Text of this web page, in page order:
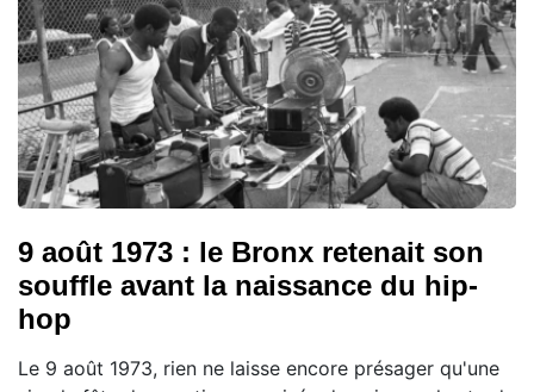
9 août 1973 : le Bronx retenait son
souffle avant la naissance du hip-
hop
Le 9 août 1973, rien ne laisse encore présager qu'une